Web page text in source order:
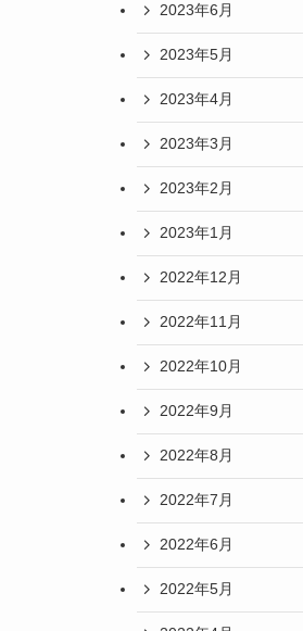
2023年6月
2023年5月
2023年4月
2023年3月
2023年2月
2023年1月
2022年12月
2022年11月
2022年10月
2022年9月
2022年8月
2022年7月
2022年6月
2022年5月